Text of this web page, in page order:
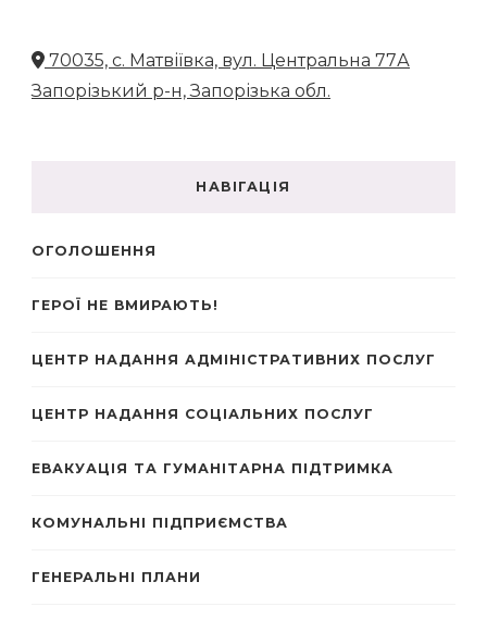
70035, с. Матвіївка, вул. Центральна 77А
Запорізький р-н, Запорізька обл.
НАВІГАЦІЯ
ОГОЛОШЕННЯ
ГЕРОЇ НЕ ВМИРАЮТЬ!
ЦЕНТР НАДАННЯ АДМІНІСТРАТИВНИХ ПОСЛУГ
ЦЕНТР НАДАННЯ СОЦІАЛЬНИХ ПОСЛУГ
ЕВАКУАЦІЯ ТА ГУМАНІТАРНА ПІДТРИМКА
КОМУНАЛЬНІ ПІДПРИЄМСТВА
ГЕНЕРАЛЬНІ ПЛАНИ